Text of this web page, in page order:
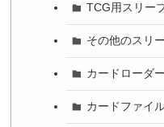
TCG用スリー
その他のスリ
カードローダー
カードファイ